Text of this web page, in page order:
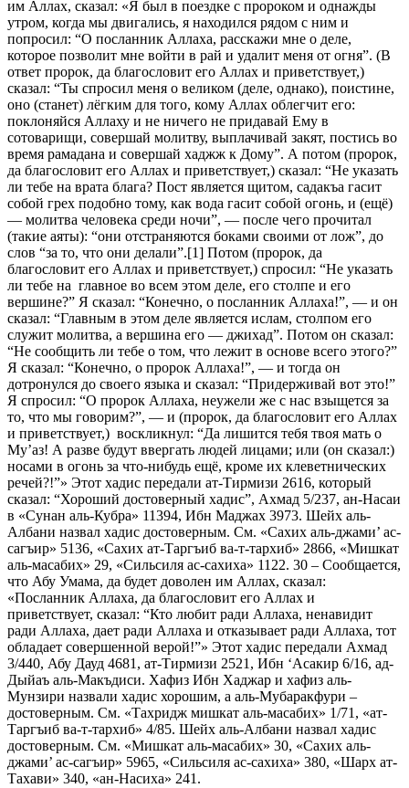
им Аллах, сказал: «Я был в поездке с пророком и однажды
утром, когда мы двигались, я находился рядом с ним и
попросил: “О посланник Аллаха, расскажи мне о деле,
которое позволит мне войти в рай и удалит меня от огня”. (В
ответ пророк, да благословит его Аллах и приветствует,)
сказал: “Ты спросил меня о великом (деле, однако), поистине,
оно (станет) лёгким для того, кому Аллах облегчит его:
поклоняйся Аллаху и не ничего не придавай Ему в
сотоварищи, совершай молитву, выплачивай закят, постись во
время рамадана и совершай хаджж к Дому”. А потом (пророк,
да благословит его Аллах и приветствует,) сказал: “Не указать
ли тебе на врата блага? Пост является щитом, садакъа гасит
собой грех подобно тому, как вода гасит собой огонь, и (ещё)
— молитва человека среди ночи”, — после чего прочитал
(такие аяты): “они отстраняются боками своими от лож”, до
слов “за то, что они делали”.[1] Потом (пророк, да
благословит его Аллах и приветствует,) спросил: “Не указать
ли тебе на главное во всем этом деле, его столпе и его
вершине?” Я сказал: “Конечно, о посланник Аллаха!”, — и он
сказал: “Главным в этом деле является ислам, столпом его
служит молитва, а вершина его — джихад”. Потом он сказал:
“Не сообщить ли тебе о том, что лежит в основе всего этого?”
Я сказал: “Конечно, о пророк Аллаха!”, — и тогда он
дотронулся до своего языка и сказал: “Придерживай вот это!”
Я спросил: “О пророк Аллаха, неужели же с нас взыщется за
то, что мы говорим?”, — и (пророк, да благословит его Аллах
и приветствует,) воскликнул: “Да лишится тебя твоя мать о
Му’аз! А разве будут ввергать людей лицами; или (он сказал:)
носами в огонь за что-нибудь ещё, кроме их клеветнических
речей?!”» Этот хадис передали ат-Тирмизи 2616, который
сказал: “Хороший достоверный хадис”, Ахмад 5/237, ан-Насаи
в «Сунан аль-Кубра» 11394, Ибн Маджах 3973. Шейх аль-
Албани назвал хадис достоверным. См. «Сахих аль-джами’ ас-
сагъир» 5136, «Сахих ат-Таргъиб ва-т-тархиб» 2866, «Мишкат
аль-масабих» 29, «Сильсиля ас-сахиха» 1122. 30 – Сообщается,
что Абу Умама, да будет доволен им Аллах, сказал:
«Посланник Аллаха, да благословит его Аллах и
приветствует, сказал: “Кто любит ради Аллаха, ненавидит
ради Аллаха, дает ради Аллаха и отказывает ради Аллаха, тот
обладает совершенной верой!”» Этот хадис передали Ахмад
3/440, Абу Дауд 4681, ат-Тирмизи 2521, Ибн ‘Асакир 6/16, ад-
Дыйаъ аль-Макъдиси. Хафиз Ибн Хаджар и хафиз аль-
Мунзири назвали хадис хорошим, а аль-Мубаракфури –
достоверным. См. «Тахридж мишкат аль-масабих» 1/71, «ат-
Таргъиб ва-т-тархиб» 4/85. Шейх аль-Албани назвал хадис
достоверным. См. «Мишкат аль-масабих» 30, «Сахих аль-
джами’ ас-сагъир» 5965, «Сильсиля ас-сахиха» 380, «Шарх ат-
Тахави» 340, «ан-Насиха» 241.